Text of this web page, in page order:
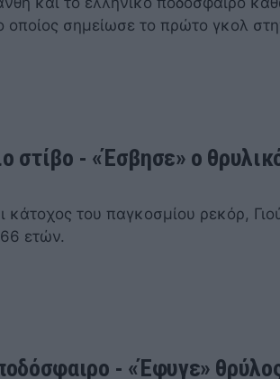
σημείωσε το πρώτο γκολ
στίβο - «Έσβησε» ο
του παγκοσμίου ρεκόρ,
ετών.
- «Έφυγε»